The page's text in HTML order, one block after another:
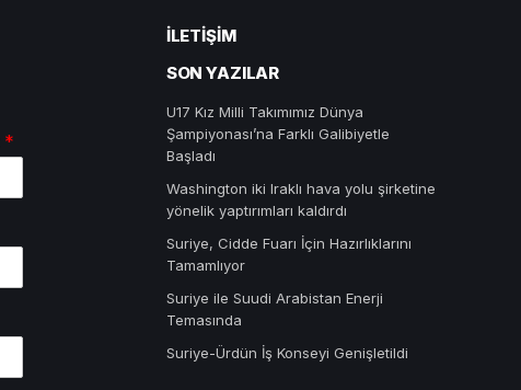
*
İLETIŞIM
SON YAZILAR
U17 Kız Milli Takımımız Dünya
Şampiyonası’na Farklı Galibiyetle
Başladı
Washington iki Iraklı hava yolu şirketine
yönelik yaptırımları kaldırdı
Suriye, Cidde Fuarı İçin Hazırlıklarını
Tamamlıyor
Suriye ile Suudi Arabistan Enerji
Temasında
Suriye-Ürdün İş Konseyi Genişletildi